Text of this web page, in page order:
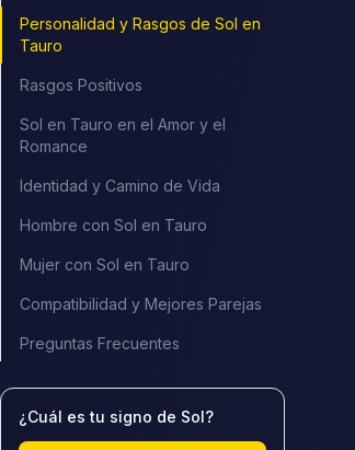
Personalidad y Rasgos de Sol en
Tauro
Rasgos Positivos
Sol en Tauro en el Amor y el
Romance
Identidad y Camino de Vida
Hombre con Sol en Tauro
Mujer con Sol en Tauro
Compatibilidad y Mejores Parejas
Preguntas Frecuentes
¿Cuál es tu signo de Sol?